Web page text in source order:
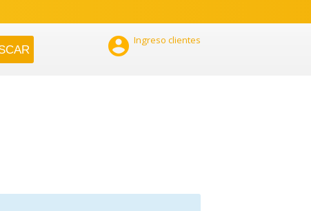
 Ingreso clientes